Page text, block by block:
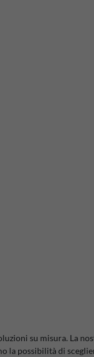
su misura. La
la possibilità di